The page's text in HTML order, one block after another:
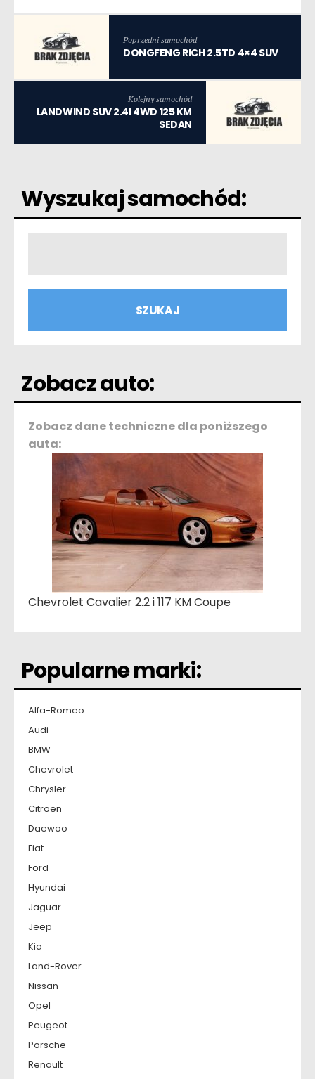
Poprzedni samochód
DONGFENG RICH 2.5TD 4×4 SUV
Kolejny samochód
LANDWIND SUV 2.4I 4WD 125 KM
SEDAN
Wyszukaj samochód:
Zobacz auto:
Zobacz dane techniczne dla poniższego
auta:
Chevrolet Cavalier 2.2 i 117 KM Coupe
Popularne marki:
Alfa-Romeo
Audi
BMW
Chevrolet
Chrysler
Citroen
Daewoo
Fiat
Ford
Hyundai
Jaguar
Jeep
Kia
Land-Rover
Nissan
Opel
Peugeot
Porsche
Renault